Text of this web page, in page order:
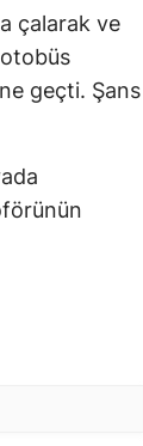
çalarak ve
geçti. Şans